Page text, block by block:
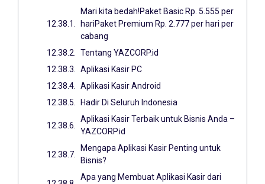
Mari kita bedah!Paket Basic Rp. 5.555 per
hariPaket Premium Rp. 2.777 per hari per
cabang
Tentang YAZCORP.id
Aplikasi Kasir PC
Aplikasi Kasir Android
Hadir Di Seluruh Indonesia
Aplikasi Kasir Terbaik untuk Bisnis Anda –
YAZCORP.id
Mengapa Aplikasi Kasir Penting untuk
Bisnis?
Apa yang Membuat Aplikasi Kasir dari